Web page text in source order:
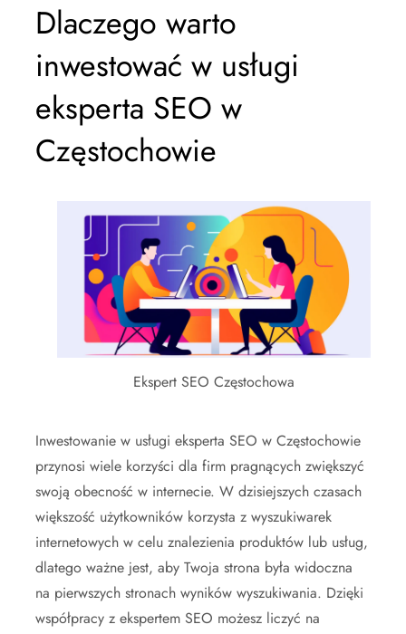
Dlaczego warto
inwestować w usługi
eksperta SEO w
Częstochowie
Ekspert SEO Częstochowa
Inwestowanie w usługi eksperta SEO w Częstochowie
przynosi wiele korzyści dla firm pragnących zwiększyć
swoją obecność w internecie. W dzisiejszych czasach
większość użytkowników korzysta z wyszukiwarek
internetowych w celu znalezienia produktów lub usług,
dlatego ważne jest, aby Twoja strona była widoczna
na pierwszych stronach wyników wyszukiwania. Dzięki
współpracy z ekspertem SEO możesz liczyć na